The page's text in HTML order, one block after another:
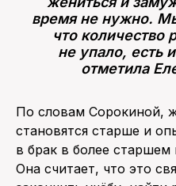
время не нужно.
что количество
не упало, есть
отметила
По словам Сорокиной,
становятся старше и
в брак в более
Она считает, что это